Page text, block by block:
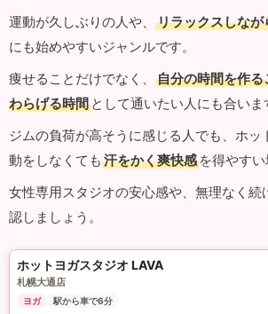
運動が久しぶりの人や、
リラックスしな
にも始めやすいジャンルです。
痩せることだけでなく、
自分の時間を作る
わらげる時間 として通いたい人にも合いま
ジムの負荷が高そうに感じる人でも、ホッ
動をしなくても 汗をかく爽快感 を得やすい
女性専用スタジオの安心感や、無理なく続
認しましょう。
ホットヨガスタジオ LAVA
札幌大通店
ヨガ
駅から車で6分